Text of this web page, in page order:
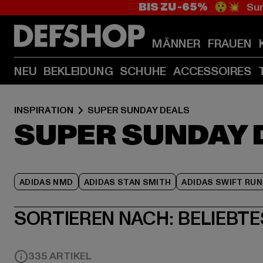
BIS ZU -65% 😲💥
MÄNNER FRAUEN
NEU BEKLEIDUNG SCHUHE ACCESSOIRES
INSPIRATION SUPER SUNDAY DEALS
SUPER SUNDAY
ADIDAS NMD ADIDAS STAN SMITH ADIDAS SWIFT RUN
SORTIEREN NACH:
335 ARTIKEL